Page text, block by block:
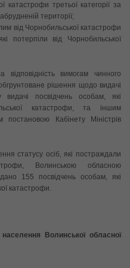
катастрофи третьої категорії за
території;
від Чорнобильської катастрофи
потерпіли від Чорнобильської
відповідність вимогам чинного
рішення щодо видачі
видачі посвідчень особам, які
катастрофи, та іншим
постановою Кабінету Міністрів
статусу осіб, які постраждали
Волинською обласною
155 посвідчень особам, які
катастрофи.
Волинської обласної